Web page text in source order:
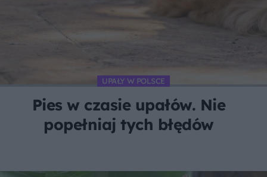
UPAŁY W POLSCE
Pies w czasie upałów. Nie
popełniaj tych błędów